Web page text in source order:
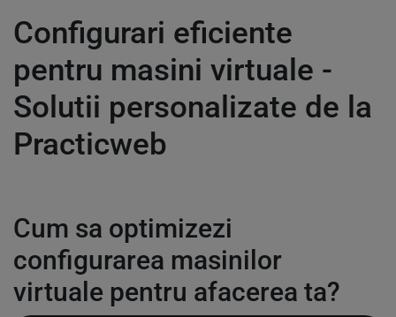
Configurari eficiente
pentru masini virtuale -
Solutii personalizate de la
Practicweb
Cum sa optimizezi
configurarea masinilor
virtuale pentru afacerea ta?